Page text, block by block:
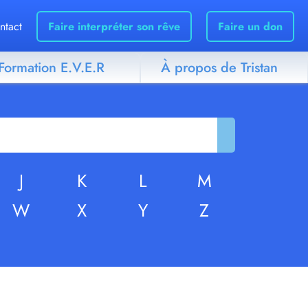
Faire interpréter son rêve Faire un don
E.V.E.R À propos de Tristan
J K L
M
W X Y Z